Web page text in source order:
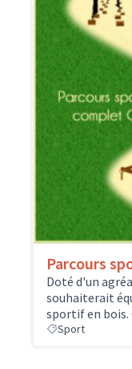
Parcours
Doté d'un
souhaiterait
sportif en bois.
Sport